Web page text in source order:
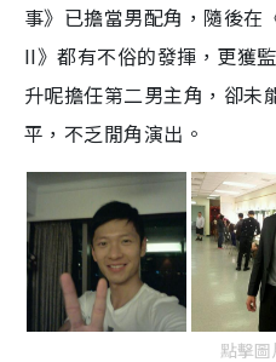
事》已擔當男配角，隨後在
II》都有不俗的發揮，更獲
升呢擔任第二男主角，卻未
平，不乏閒角演出。
點擊